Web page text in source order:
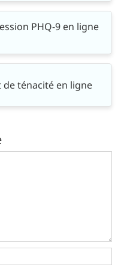
PHQ-9 en ligne
de ténacité en ligne